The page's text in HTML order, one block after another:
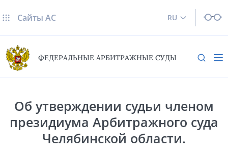
RU
Сайты AC
ФЕДЕРАЛЬНЫЕ АРБИТРАЖНЫЕ СУДЫ
Об утверждении судьи членом
президиума Арбитражного суда
Челябинской области.